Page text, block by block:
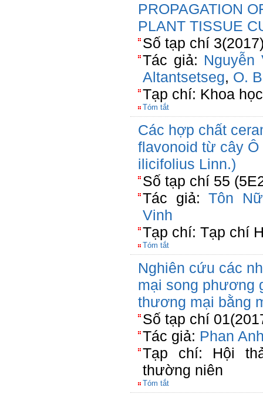
PROPAGATION
PLANT TISSUE
Số tạp chí
Tác giả: Nguyễn
Altantsetseg, O.
Tạp chí: Khoa
Tóm tắt
Các hợp chất
flavonoid từ cây
ilicifolius Linn.)
Số tạp chí 55
Tác giả:Tôn
Vinh
Tạp chí: Tạp chí
Tóm tắt
Nghiên cứu các
mại song phương
thương mại bằng
Số tạp chí
Tác giả: Phan
Tạp chí: Hội
thường niên
Tóm tắt